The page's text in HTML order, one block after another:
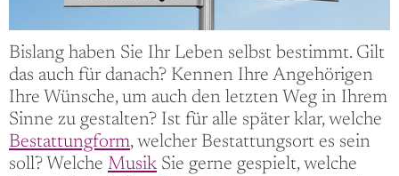
Bislang haben Sie Ihr Leben selbst bestimmt. Gilt
das auch für danach? Kennen Ihre Angehörigen
Ihre Wünsche, um auch den letzten Weg in Ihrem
Sinne zu gestalten? Ist für alle später klar, welche
Bestattungform, welcher Bestattungsort es sein
soll? Welche Musik Sie gerne gespielt, welche